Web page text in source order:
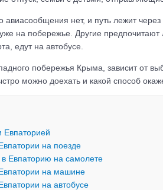
нет, и путь лежит
на побережье. Другие
едут на автобусе.
побережья Крыма, зависит от
можно доехать и какой способ
Евпаторией
на поезде
Евпаторию на самолете
на машине
на автобусе